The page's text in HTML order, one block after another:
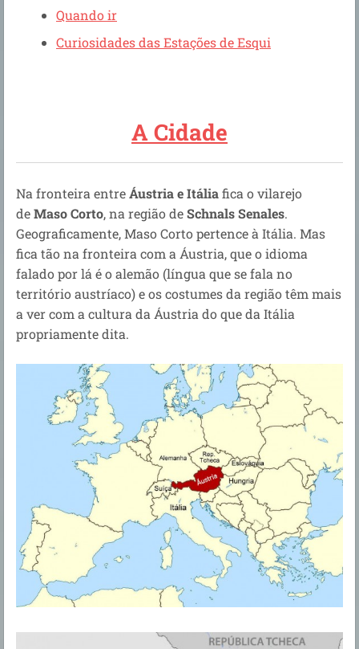
Quando ir
Curiosidades das Estações de Esqui
A Cidade
Na fronteira entreÁustria e Itáliafica o vilarejo
deMaso Corto, na região deSchnals Senales.
Geograficamente, Maso Corto pertence à Itália. Mas
fica tão na fronteira com a Áustria, que o idioma
falado por lá é o alemão (língua que se fala no
território austríaco) e os costumes da região têm mais
a ver com a cultura da Áustria do que da Itália
propriamente dita.